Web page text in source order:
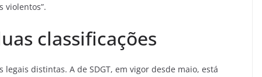
violentos”.
classificações
distintas. A de SDGT, em vigor desde maio, está